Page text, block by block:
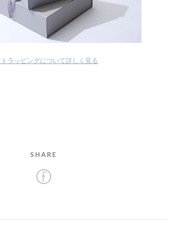
トラッピングについて詳しく見る
SHARE